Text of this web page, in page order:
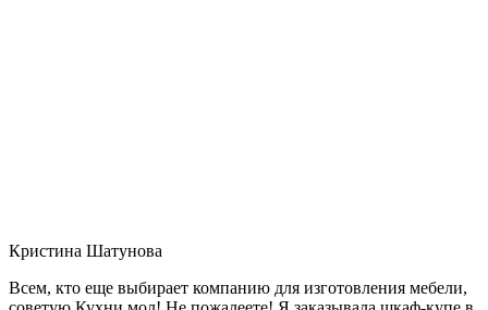
Кристина Шатунова
Всем, кто еще выбирает компанию для изготовления мебели,